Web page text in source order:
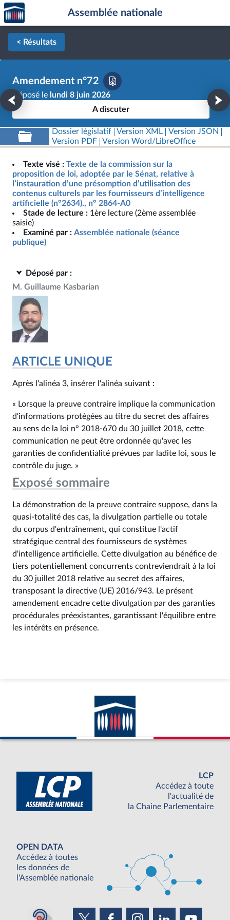
Aller au contenu
Aller en bas de la page
Accèder
à la
page
d'accueil
Assemblée nationale
< Résultats
Amendement n°72
Déposé le lundi 8 juin 2026
A discuter
Dossier législatif Version XML
Version JSON
Version PDF
Version Word/LibreOffice
Texte visé : Texte de la commission sur la
proposition de loi, adoptée par le Sénat, relative à
l’instauration d’une présomption d’utilisation des
contenus culturels par les fournisseurs d’intelligence
artificielle (n°2634)., n° 2864-A0
Stade de lecture : 1ère lecture (2ème assemblée
saisie)
Examiné par : Assemblée nationale (séance
publique)
Déposé par :
M. Guillaume Kasbarian
ARTICLE UNIQUE
Après l'alinéa 3, insérer l'alinéa suivant :
« Lorsque la preuve contraire implique la communication
d'informations protégées au titre du secret des affaires
au sens de la loi n° 2018-670 du 30 juillet 2018, cette
communication ne peut être ordonnée qu'avec les
garanties de confidentialité prévues par ladite loi, sous le
contrôle du juge. »
Exposé sommaire
La démonstration de la preuve contraire suppose, dans la
quasi-totalité des cas, la divulgation partielle ou totale
du corpus d'entraînement, qui constitue l'actif
stratégique central des fournisseurs de systèmes
d'intelligence artificielle. Cette divulgation au bénéfice de
tiers potentiellement concurrents contreviendrait à la loi
du 30 juillet 2018 relative au secret des affaires,
transposant la directive (UE) 2016/943. Le présent
amendement encadre cette divulgation par des garanties
procédurales préexistantes, garantissant l'équilibre entre
les intérêts en présence.
LCP
Accédez à toute
l'actualité de
la Chaine Parlementaire
OPEN DATA
Accédez à toutes
les données de
l'Assemblée nationale